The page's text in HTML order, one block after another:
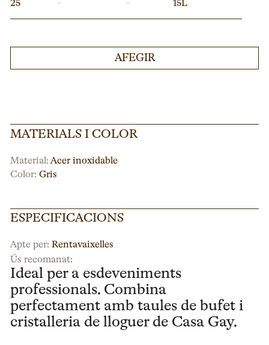
25 - - 15L
AFEGIR
MATERIALS I COLOR
Material: Acer inoxidable
Color: Gris
ESPECIFICACIONS
Apte per: Rentavaixelles
Ús recomanat:
Ideal per a esdeveniments
professionals. Combina
perfectament amb taules de bufet i
cristalleria de lloguer de Casa Gay.